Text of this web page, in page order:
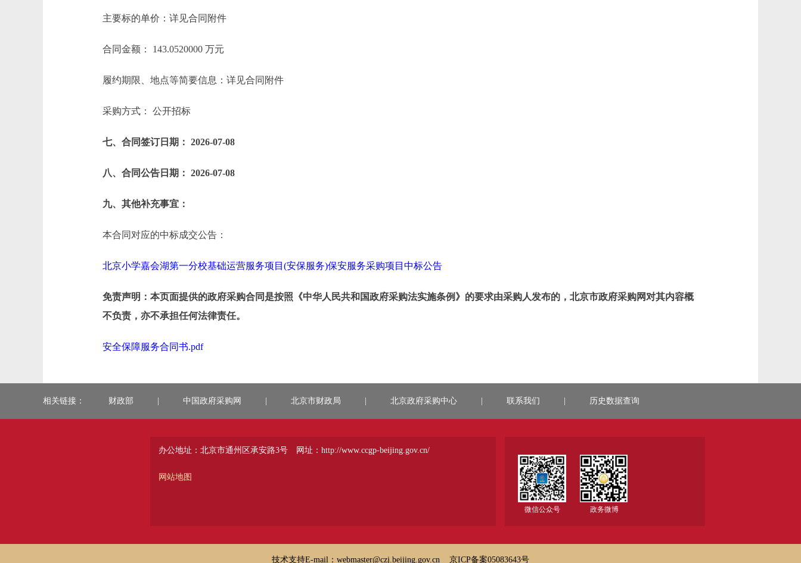
主要标的单价：详见合同附件
合同金额： 143.0520000 万元
履约期限、地点等简要信息：详见合同附件
采购方式： 公开招标
七、合同签订日期： 2026-07-08
八、合同公告日期： 2026-07-08
九、其他补充事宜：
本合同对应的中标成交公告：
北京小学嘉会湖第一分校基础运营服务项目(安保服务)保安服务采购项目中标公告
免责声明：本页面提供的政府采购合同是按照《中华人民共和国政府采购法实施条例》的要求由采购人发布的，北京市政府采购网对其内容概
不负责，亦不承担任何法律责任。
安全保障服务合同书.pdf
相关链接： 财政部 中国政府采购网 北京市财政局 北京政府采购中心 联系我们 历史数据查询
办公地址：北京市通州区承安路3号
网站地图
网址：http://www.ccgp-beijing.gov.cn/
微信公众号 政务微博
技术支持E-mail：webmaster@czj.beijing.gov.cn 京ICP备案05083643号